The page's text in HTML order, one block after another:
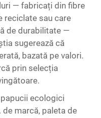
— fabricați din fibre
reciclate sau care
de durabilitate —
sugerează că
bazată pe valori.
prin selecția
ecologici
marcă, paleta de